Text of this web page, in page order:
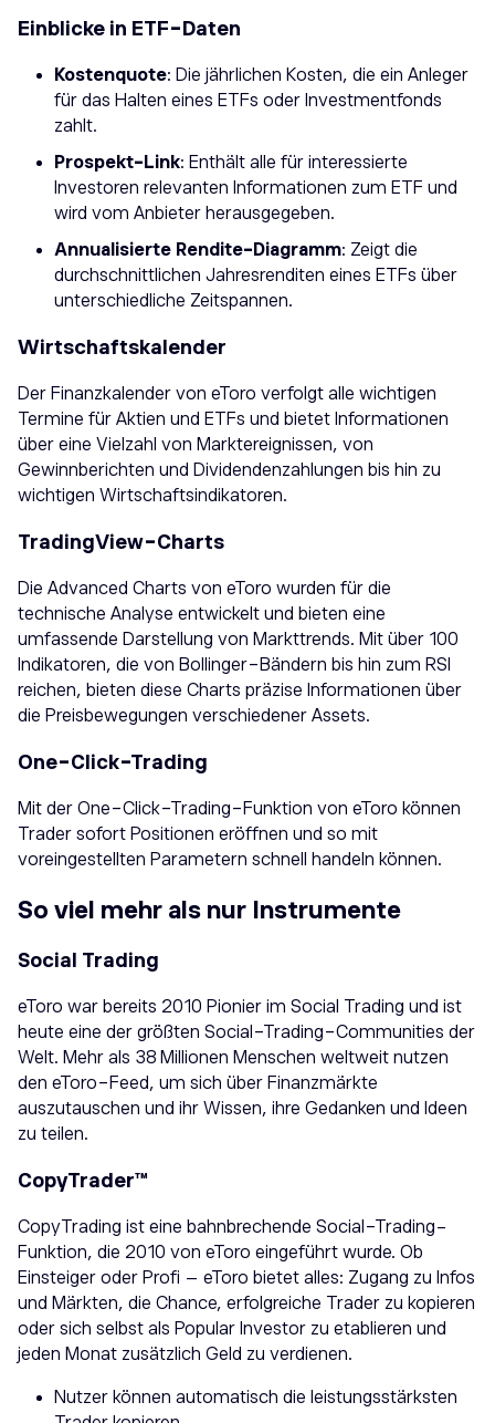
Einblicke in ETF-Daten
Kostenquote: Die jährlichen Kosten, die ein Anleger
für das Halten eines ETFs oder Investmentfonds
zahlt.
Prospekt-Link: Enthält alle für interessierte
Investoren relevanten Informationen zum ETF und
wird vom Anbieter herausgegeben.
Annualisierte Rendite-Diagramm: Zeigt die
durchschnittlichen Jahresrenditen eines ETFs über
unterschiedliche Zeitspannen.
Wirtschaftskalender
Der Finanzkalender von eToro verfolgt alle wichtigen
Termine für Aktien und ETFs und bietet Informationen
über eine Vielzahl von Marktereignissen, von
Gewinnberichten und Dividendenzahlungen bis hin zu
wichtigen Wirtschaftsindikatoren.
TradingView-Charts
Die Advanced Charts von eToro wurden für die
technische Analyse entwickelt und bieten eine
umfassende Darstellung von Markttrends. Mit über 100
Indikatoren, die von Bollinger-Bändern bis hin zum RSI
reichen, bieten diese Charts präzise Informationen über
die Preisbewegungen verschiedener Assets.
One-Click-Trading
Mit der One-Click-Trading-Funktion von eToro können
Trader sofort Positionen eröffnen und so mit
voreingestellten Parametern schnell handeln können.
So viel mehr als nur Instrumente
Social Trading
eToro war bereits 2010 Pionier im Social Trading und ist
heute eine der größten Social-Trading-Communities der
Welt. Mehr als 38 Millionen Menschen weltweit nutzen
den eToro-Feed, um sich über Finanzmärkte
auszutauschen und ihr Wissen, ihre Gedanken und Ideen
zu teilen.
CopyTrader™
CopyTrading ist eine bahnbrechende Social-Trading-
Funktion, die 2010 von eToro eingeführt wurde. Ob
Einsteiger oder Profi – eToro bietet alles: Zugang zu Infos
und Märkten, die Chance, erfolgreiche Trader zu kopieren
oder sich selbst als Popular Investor zu etablieren und
jeden Monat zusätzlich Geld zu verdienen.
Nutzer können automatisch die leistungsstärksten